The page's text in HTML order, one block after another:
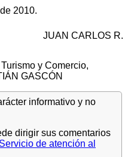
2010.
JUAN CARLOS R.
y Comercio,
GASCÓN
informativo y no
dirigir sus comentarios
Servicio de atención al